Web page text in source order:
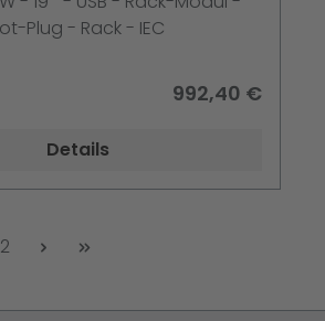
Plug - Rack - IEC
992,40 €
Details
Seite
2